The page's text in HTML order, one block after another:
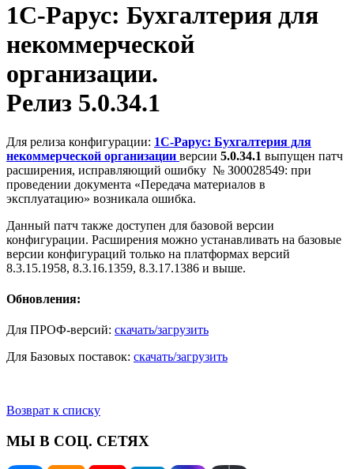
1С-Рарус: Бухгалтерия для
некоммерческой
организации.
Релиз 5.0.34.1
Для релиза конфигурации: 1С-Рарус: Бухгалтерия для
некоммерческой организации версии 5.0.34.1 выпущен патч
расширения, исправляющий ошибку № З00028549: при
проведении документа «Передача материалов в
эксплуатацию» возникала ошибка.
Данный патч также доступен для базовой версии
конфигурации. Расширения можно устанавливать на базовые
версии конфигураций только на платформах версий
8.3.15.1958, 8.3.16.1359, 8.3.17.1386 и выше.
Обновления:
Для ПРОФ-версий: скачать/загрузить
Для Базовых поставок: скачать/загрузить
Возврат к списку
МЫ В СОЦ. СЕТЯХ